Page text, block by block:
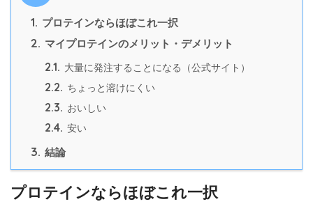
1. プロテインならほぼこれ一択
2. マイプロテインのメリット・デメリット
2.1. 大量に発注することになる（公式サイト）
2.2. ちょっと溶けにくい
2.3. おいしい
2.4. 安い
3. 結論
プロテインならほぼこれ一択